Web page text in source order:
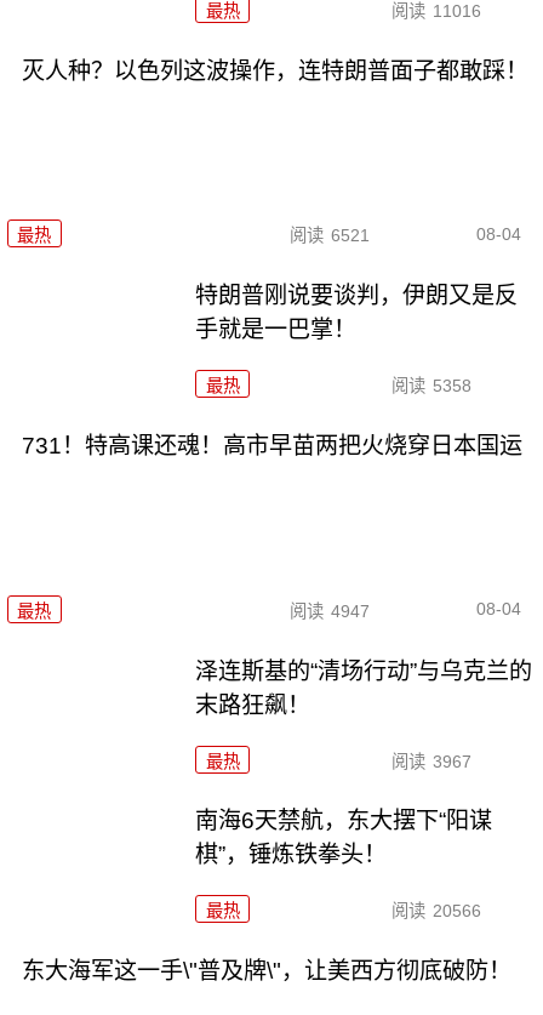
最热 阅读 11016
灭人种？以色列这波操作，连特朗普面子都敢踩！
最热 阅读 6521 08-04
特朗普刚说要谈判，伊朗又是反
手就是一巴掌！
最热 阅读 5358
731！特高课还魂！高市早苗两把火烧穿日本国运
最热 阅读 4947 08-04
泽连斯基的“清场行动”与乌克兰的
末路狂飙！
最热 阅读 3967
南海6天禁航，东大摆下“阳谋
棋”，锤炼铁拳头！
最热 阅读 20566
东大海军这一手\"普及牌\"，让美西方彻底破防！